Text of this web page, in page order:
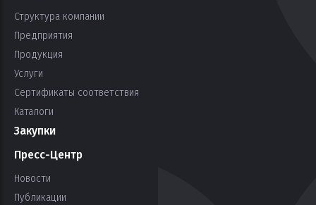
Структура компании
Предприятия
Продукция
Услуги
Сертификаты соответствия
Каталоги
Закупки
Пресс-Центр
Новости
Публикации